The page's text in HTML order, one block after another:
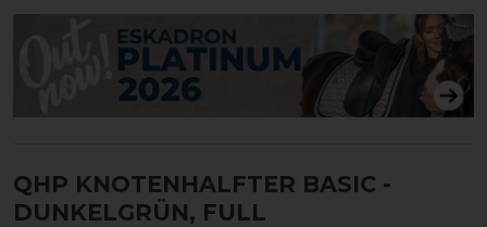
QHP KNOTENHALFTER BASIC -
DUNKELGRÜN, FULL